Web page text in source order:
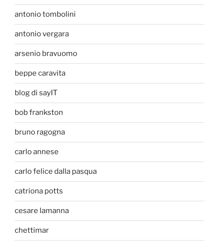
antonio tombolini
antonio vergara
arsenio bravuomo
beppe caravita
blog di sayIT
bob frankston
bruno ragogna
carlo annese
carlo felice dalla pasqua
catriona potts
cesare lamanna
chettimar